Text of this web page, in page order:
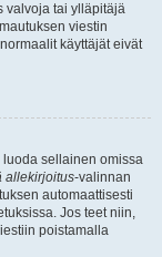
valvoja tai ylläpitäjä
viestin
käyttäjät eivät
luoda sellainen omissa
allekirjoitus-valinnan
automaattisesti
Jos teet niin,
poistamalla